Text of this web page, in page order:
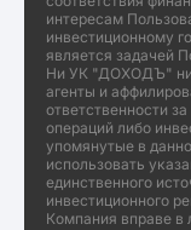
интересам
инвестиционному
является задачей
Ни УК "ДОХОДЪ" ни
агенты и
ответственности
операций либо
упомянутые в
использовать
единственного
инвестиционного
Компания вправе